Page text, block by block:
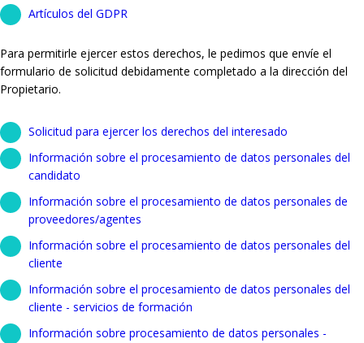
Artículos del GDPR
Para permitirle ejercer estos derechos, le pedimos que envíe el
formulario de solicitud debidamente completado a la dirección del
Propietario.
Solicitud para ejercer los derechos del interesado
Información sobre el procesamiento de datos personales del
candidato
Información sobre el procesamiento de datos personales de
proveedores/agentes
Información sobre el procesamiento de datos personales del
cliente
Información sobre el procesamiento de datos personales del
cliente - servicios de formación
Información sobre procesamiento de datos personales -